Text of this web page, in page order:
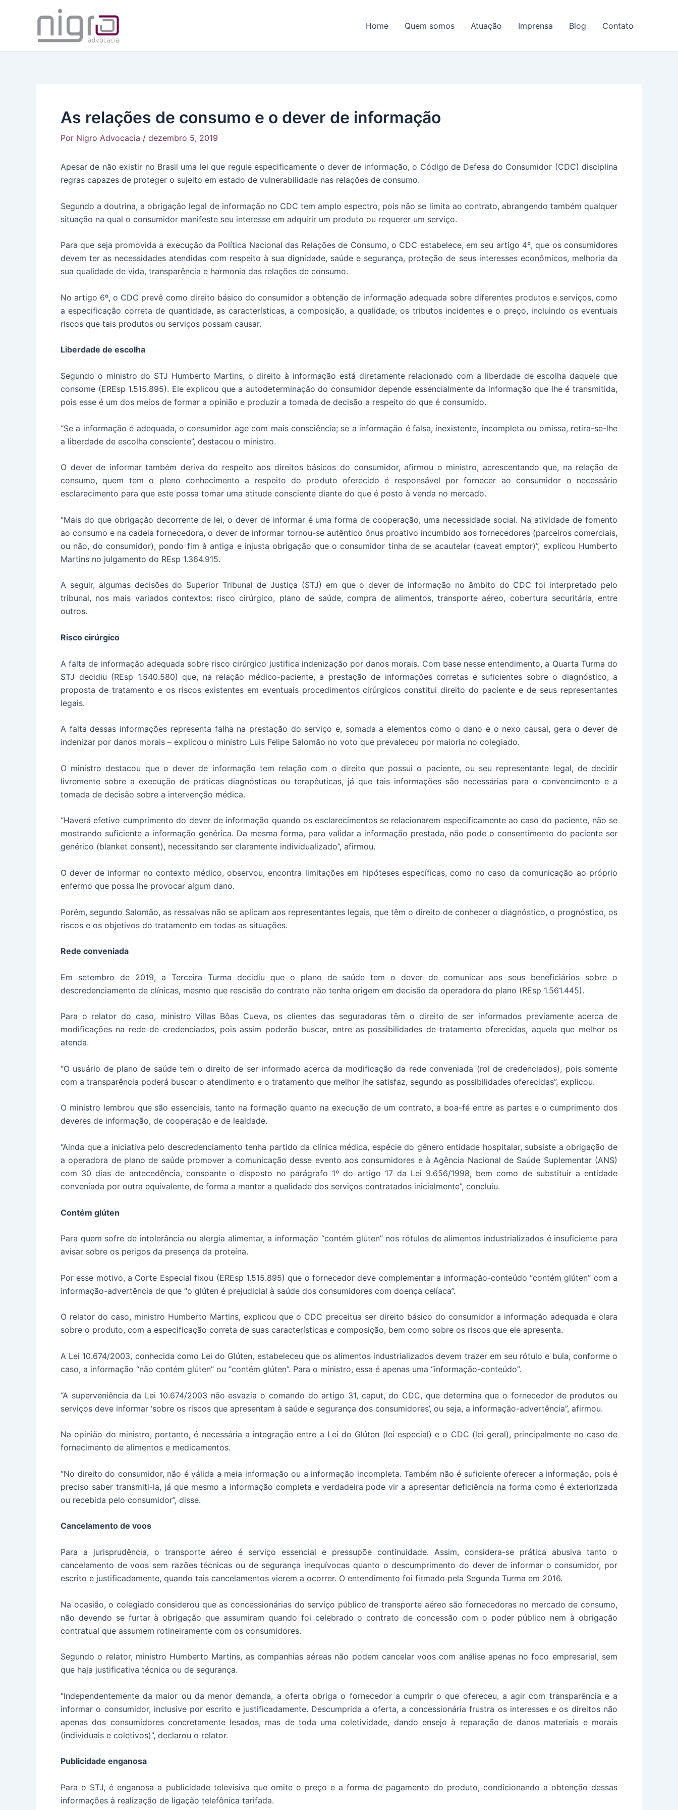
Home Quem somos Atuação Imprensa Blog Contato
As relações de consumo e o dever de informação
Por Nigro Advocacia / dezembro 5, 2019
Apesar de não existir no Brasil uma lei que regule especificamente o dever de informação, o Código de Defesa do Consumidor (CDC) disciplina
regras capazes de proteger o sujeito em estado de vulnerabilidade nas relações de consumo.
Segundo a doutrina, a obrigação legal de informação no CDC tem amplo espectro, pois não se limita ao contrato, abrangendo também qualquer
situação na qual o consumidor manifeste seu interesse em adquirir um produto ou requerer um serviço.
Para que seja promovida a execução da Política Nacional das Relações de Consumo, o CDC estabelece, em seu artigo 4º, que os consumidores
devem ter as necessidades atendidas com respeito à sua dignidade, saúde e segurança, proteção de seus interesses econômicos, melhoria da
sua qualidade de vida, transparência e harmonia das relações de consumo.
No artigo 6º, o CDC prevê como direito básico do consumidor a obtenção de informação adequada sobre diferentes produtos e serviços, como
a especificação correta de quantidade, as características, a composição, a qualidade, os tributos incidentes e o preço, incluindo os eventuais
riscos que tais produtos ou serviços possam causar.
Liberdade de escolha
Segundo o ministro do STJ Humberto Martins, o direito à informação está diretamente relacionado com a liberdade de escolha daquele que
consome (EREsp 1.515.895). Ele explicou que a autodeterminação do consumidor depende essencialmente da informação que lhe é transmitida,
pois esse é um dos meios de formar a opinião e produzir a tomada de decisão a respeito do que é consumido.
“Se a informação é adequada, o consumidor age com mais consciência; se a informação é falsa, inexistente, incompleta ou omissa, retira-se-lhe
a liberdade de escolha consciente”, destacou o ministro.
O dever de informar também deriva do respeito aos direitos básicos do consumidor, afirmou o ministro, acrescentando que, na relação de
consumo, quem tem o pleno conhecimento a respeito do produto oferecido é responsável por fornecer ao consumidor o necessário
esclarecimento para que este possa tomar uma atitude consciente diante do que é posto à venda no mercado.
“Mais do que obrigação decorrente de lei, o dever de informar é uma forma de cooperação, uma necessidade social. Na atividade de fomento
ao consumo e na cadeia fornecedora, o dever de informar tornou-se autêntico ônus proativo incumbido aos fornecedores (parceiros comerciais,
ou não, do consumidor), pondo fim à antiga e injusta obrigação que o consumidor tinha de se acautelar (caveat emptor)”, explicou Humberto
Martins no julgamento do REsp 1.364.915.
A seguir, algumas decisões do Superior Tribunal de Justiça (STJ) em que o dever de informação no âmbito do CDC foi interpretado pelo
tribunal, nos mais variados contextos: risco cirúrgico, plano de saúde, compra de alimentos, transporte aéreo, cobertura securitária, entre
outros.
Risco cirúrgico
A falta de informação adequada sobre risco cirúrgico justifica indenização por danos morais. Com base nesse entendimento, a Quarta Turma do
STJ decidiu (REsp 1.540.580) que, na relação médico-paciente, a prestação de informações corretas e suficientes sobre o diagnóstico, a
proposta de tratamento e os riscos existentes em eventuais procedimentos cirúrgicos constitui direito do paciente e de seus representantes
legais.
A falta dessas informações representa falha na prestação do serviço e, somada a elementos como o dano e o nexo causal, gera o dever de
indenizar por danos morais – explicou o ministro Luis Felipe Salomão no voto que prevaleceu por maioria no colegiado.
O ministro destacou que o dever de informação tem relação com o direito que possui o paciente, ou seu representante legal, de decidir
livremente sobre a execução de práticas diagnósticas ou terapêuticas, já que tais informações são necessárias para o convencimento e a
tomada de decisão sobre a intervenção médica.
“Haverá efetivo cumprimento do dever de informação quando os esclarecimentos se relacionarem especificamente ao caso do paciente, não se
mostrando suficiente a informação genérica. Da mesma forma, para validar a informação prestada, não pode o consentimento do paciente ser
genérico (blanket consent), necessitando ser claramente individualizado”, afirmou.
O dever de informar no contexto médico, observou, encontra limitações em hipóteses específicas, como no caso da comunicação ao próprio
enfermo que possa lhe provocar algum dano.
Porém, segundo Salomão, as ressalvas não se aplicam aos representantes legais, que têm o direito de conhecer o diagnóstico, o prognóstico, os
riscos e os objetivos do tratamento em todas as situações.
Rede conveniada
Em setembro de 2019, a Terceira Turma decidiu que o plano de saúde tem o dever de comunicar aos seus beneficiários sobre o
descredenciamento de clínicas, mesmo que rescisão do contrato não tenha origem em decisão da operadora do plano (REsp 1.561.445).
Para o relator do caso, ministro Villas Bôas Cueva, os clientes das seguradoras têm o direito de ser informados previamente acerca de
modificações na rede de credenciados, pois assim poderão buscar, entre as possibilidades de tratamento oferecidas, aquela que melhor os
atenda.
“O usuário de plano de saúde tem o direito de ser informado acerca da modificação da rede conveniada (rol de credenciados), pois somente
com a transparência poderá buscar o atendimento e o tratamento que melhor lhe satisfaz, segundo as possibilidades oferecidas”, explicou.
O ministro lembrou que são essenciais, tanto na formação quanto na execução de um contrato, a boa-fé entre as partes e o cumprimento dos
deveres de informação, de cooperação e de lealdade.
“Ainda que a iniciativa pelo descredenciamento tenha partido da clínica médica, espécie do gênero entidade hospitalar, subsiste a obrigação de
a operadora de plano de saúde promover a comunicação desse evento aos consumidores e à Agência Nacional de Saúde Suplementar (ANS)
com 30 dias de antecedência, consoante o disposto no parágrafo 1º do artigo 17 da Lei 9.656/1998, bem como de substituir a entidade
conveniada por outra equivalente, de forma a manter a qualidade dos serviços contratados inicialmente”, concluiu.
Contém glúten
Para quem sofre de intolerância ou alergia alimentar, a informação “contém glúten” nos rótulos de alimentos industrializados é insuficiente para
avisar sobre os perigos da presença da proteína.
Por esse motivo, a Corte Especial fixou (EREsp 1.515.895) que o fornecedor deve complementar a informação-conteúdo “contém glúten” com a
informação-advertência de que “o glúten é prejudicial à saúde dos consumidores com doença celíaca”.
O relator do caso, ministro Humberto Martins, explicou que o CDC preceitua ser direito básico do consumidor a informação adequada e clara
sobre o produto, com a especificação correta de suas características e composição, bem como sobre os riscos que ele apresenta.
A Lei 10.674/2003, conhecida como Lei do Glúten, estabeleceu que os alimentos industrializados devem trazer em seu rótulo e bula, conforme o
caso, a informação “não contém glúten” ou “contém glúten”. Para o ministro, essa é apenas uma “informação-conteúdo”.
“A superveniência da Lei 10.674/2003 não esvazia o comando do artigo 31, caput, do CDC, que determina que o fornecedor de produtos ou
serviços deve informar ‘sobre os riscos que apresentam à saúde e segurança dos consumidores’, ou seja, a informação-advertência”, afirmou.
Na opinião do ministro, portanto, é necessária a integração entre a Lei do Glúten (lei especial) e o CDC (lei geral), principalmente no caso de
fornecimento de alimentos e medicamentos.
“No direito do consumidor, não é válida a meia informação ou a informação incompleta. Também não é suficiente oferecer a informação, pois é
preciso saber transmiti-la, já que mesmo a informação completa e verdadeira pode vir a apresentar deficiência na forma como é exteriorizada
ou recebida pelo consumidor”, disse.
Cancelamento de voos
Para a jurisprudência, o transporte aéreo é serviço essencial e pressupõe continuidade. Assim, considera-se prática abusiva tanto o
cancelamento de voos sem razões técnicas ou de segurança inequívocas quanto o descumprimento do dever de informar o consumidor, por
escrito e justificadamente, quando tais cancelamentos vierem a ocorrer. O entendimento foi firmado pela Segunda Turma em 2016.
Na ocasião, o colegiado considerou que as concessionárias do serviço público de transporte aéreo são fornecedoras no mercado de consumo,
não devendo se furtar à obrigação que assumiram quando foi celebrado o contrato de concessão com o poder público nem à obrigação
contratual que assumem rotineiramente com os consumidores.
Segundo o relator, ministro Humberto Martins, as companhias aéreas não podem cancelar voos com análise apenas no foco empresarial, sem
que haja justificativa técnica ou de segurança.
“Independentemente da maior ou da menor demanda, a oferta obriga o fornecedor a cumprir o que ofereceu, a agir com transparência e a
informar o consumidor, inclusive por escrito e justificadamente. Descumprida a oferta, a concessionária frustra os interesses e os direitos não
apenas dos consumidores concretamente lesados, mas de toda uma coletividade, dando ensejo à reparação de danos materiais e morais
(individuais e coletivos)”, declarou o relator.
Publicidade enganosa
Para o STJ, é enganosa a publicidade televisiva que omite o preço e a forma de pagamento do produto, condicionando a obtenção dessas
informações à realização de ligação telefônica tarifada.